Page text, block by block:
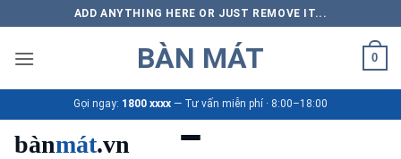
qua
nội
ADD ANYTHING HERE OR JUST REMOVE IT...
BÀN MÁT 0
Gọi ngay: 1800 xxxx — Tư vấn miễn phí · 8:00–18:00
bànmát.vn